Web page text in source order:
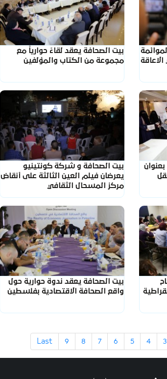
بيت الصحافة يعقد لقاءً حوارياً مع
مجموعة من الكتاب والمؤلفين
بيت الصحافة و شركة كونتينيو
يعرضان فيلم العين الثالثة على أنقاض
مركز المسحال الثقافي
بيت الصحافة يعقد ندوة حوارية حول
واقع الصحافة الاقتصادية بفلسطين
3
4
5
6
7
8
9
Last